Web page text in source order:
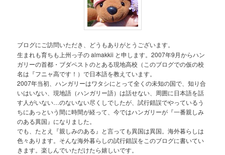
ブログにご訪問いただき、どうもありがとうございます。
生まれも育ちも上州っ子の almakkii と申します。2007年9月からハン
ガリーの首都・ブダペストのとある現地高校（このブログでの仮の校
名は『フニャ高です！）で日本語を教えています。
2007年当初、ハンガリーはワタシにとって全くの未知の国で、知り合
いはいない、現地語（ハンガリー語）は話せない、周囲に日本語を話
す人がいない…のないない尽くしでしたが、試行錯誤でやっているう
ちにあっという間に時間が経って、今ではハンガリーが『一番親しみ
のある異国』になりました。
でも、たとえ『親しみのある』と言っても異国は異国。海外暮らしは
色々あります。そんな海外暮らしの試行錯誤をこのブログに書いてい
きます。楽しんでいただけたら嬉しいです。